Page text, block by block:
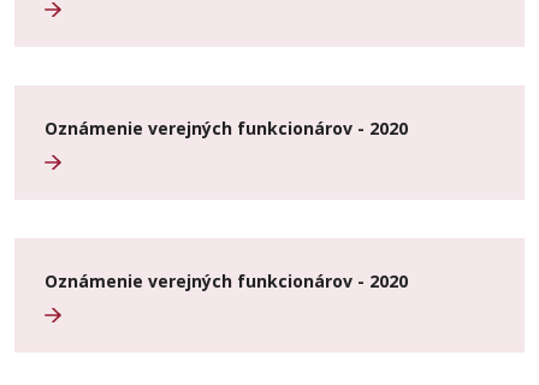
Oznámenie verejných funkcionárov - 2020
Oznámenie verejných funkcionárov - 2020